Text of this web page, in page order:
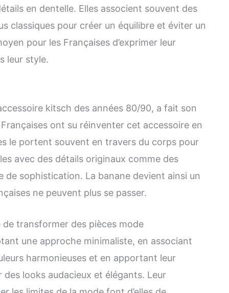
en dentelle. Elles associent souvent des
classiques pour créer un équilibre et éviter un
pour les Françaises d’exprimer leur
leur style.
kitsch des années 80/90, a fait son
ont su réinventer cet accessoire en
le portent souvent en travers du corps pour
avec des détails originaux comme des
sophistication. La banane devient ainsi un
ne peuvent plus se passer.
transformer des pièces mode
une approche minimaliste, en associant
harmonieuses et en apportant leur
looks audacieux et élégants. Leur